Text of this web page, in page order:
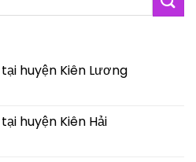
huyện Kiên Lương
huyện Kiên Hải